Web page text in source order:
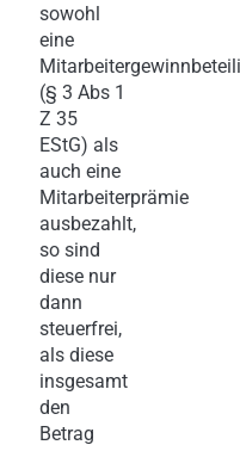
sowohl
eine
(§ 3 Abs 1
Z 35
EStG) als
auch eine
Mitarbeiterprämie
ausbezahlt,
so sind
diese nur
dann
steuerfrei,
als diese
insgesamt
den
Betrag